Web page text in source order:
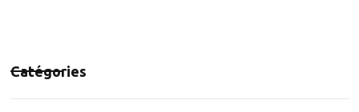
Catégories